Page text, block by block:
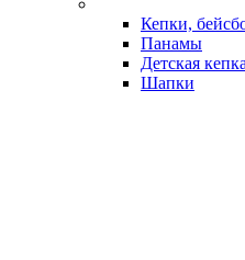
Кепки,
Панамы
Детская кепка
Шапки